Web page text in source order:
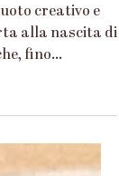
creativo e
alla nascita di
fino